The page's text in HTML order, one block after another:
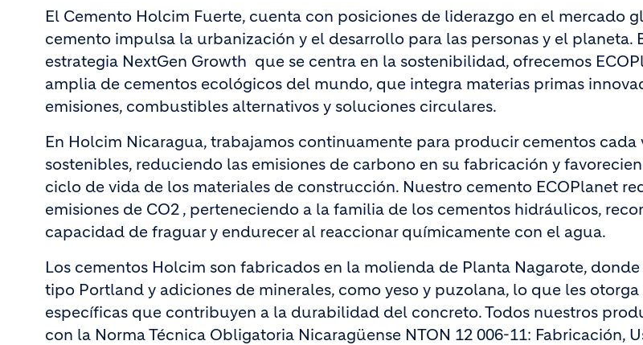
El Cemento Holcim Fuerte, cuenta con posiciones de liderazgo en el mercado
cemento impulsa la urbanización y el desarrollo para las personas y el planeta.
estrategia NextGen Growth que se centra en la sostenibilidad, ofrecemos
amplia de cementos ecológicos del mundo, que integra materias primas
emisiones, combustibles alternativos y soluciones circulares.
En Holcim Nicaragua, trabajamos continuamente para producir cementos cada
sostenibles, reduciendo las emisiones de carbono en su fabricación y
ciclo de vida de los materiales de construcción. Nuestro cemento ECOPlanet
emisiones de CO2 , perteneciendo a la familia de los cementos hidráulicos,
capacidad de fraguar y endurecer al reaccionar químicamente con el agua.
Los cementos Holcim son fabricados en la molienda de Planta Nagarote,
tipo Portland y adiciones de minerales, como yeso y puzolana, lo que les
específicas que contribuyen a la durabilidad del concreto. Todos nuestros
con la Norma Técnica Obligatoria Nicaragüense NTON 12 006-11: Fabricación,